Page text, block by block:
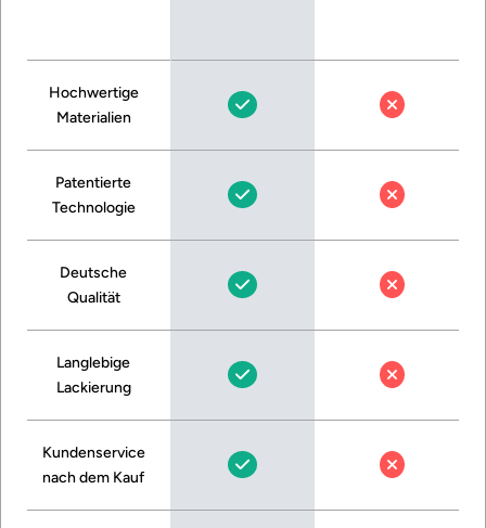
Hochwertige
Materialien
Patentierte
Technologie
Deutsche
Qualität
Langlebige
Lackierung
Kundenservice
nach dem Kauf